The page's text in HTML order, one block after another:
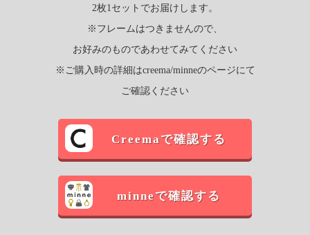
2枚1セットでお届けします。
※フレームはつきませんので、
お好みのものであわせてみてください
※ご購入時の詳細はcreema/minneのページにて
ご確認ください
Creemaで確認する
minneで確認する